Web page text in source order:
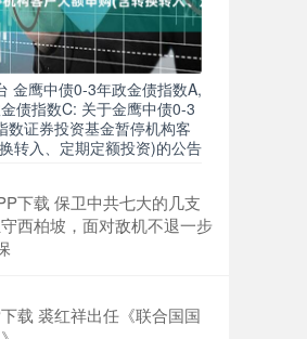
金鹰中债0-3年政金债指数A,
债指数C: 关于金鹰中债0-3
数证券投资基金暂停机构客
转入、定期定额投资)的公告
下载 保卫中共七大的几支
西柏坡，面对敌机不退一步
载 裘红祥出任《联合国国